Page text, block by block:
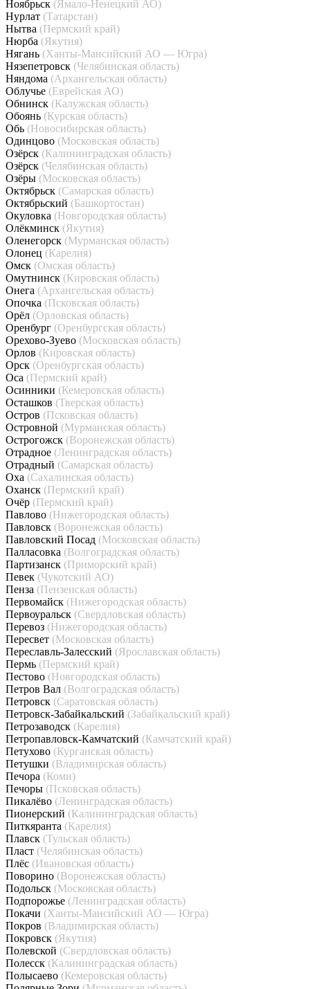
Ноябрьск (Ямало-Ненецкий АО)
Нурлат (Татарстан)
Нытва (Пермский край)
Нюрба (Якутия)
Нягань (Ханты-Мансийский АО — Югра)
Нязепетровск (Челябинская область)
Няндома (Архангельская область)
Облучье (Еврейская АО)
Обнинск (Калужская область)
Обоянь (Курская область)
Обь (Новосибирская область)
Одинцово (Московская область)
Озёрск (Калининградская область)
Озёрск (Челябинская область)
Озёры (Московская область)
Октябрьск (Самарская область)
Октябрьский (Башкортостан)
Окуловка (Новгородская область)
Олёкминск (Якутия)
Оленегорск (Мурманская область)
Олонец (Карелия)
Омск (Омская область)
Омутнинск (Кировская область)
Онега (Архангельская область)
Опочка (Псковская область)
Орёл (Орловская область)
Оренбург (Оренбургская область)
Орехово-Зуево (Московская область)
Орлов (Кировская область)
Орск (Оренбургская область)
Оса (Пермский край)
Осинники (Кемеровская область)
Осташков (Тверская область)
Остров (Псковская область)
Островной (Мурманская область)
Острогожск (Воронежская область)
Отрадное (Ленинградская область)
Отрадный (Самарская область)
Оха (Сахалинская область)
Оханск (Пермский край)
Очёр (Пермский край)
Павлово (Нижегородская область)
Павловск (Воронежская область)
Павловский Посад (Московская область)
Палласовка (Волгоградская область)
Партизанск (Приморский край)
Певек (Чукотский АО)
Пенза (Пензенская область)
Первомайск (Нижегородская область)
Первоуральск (Свердловская область)
Перевоз (Нижегородская область)
Пересвет (Московская область)
Переславль-Залесский (Ярославская область)
Пермь (Пермский край)
Пестово (Новгородская область)
Петров Вал (Волгоградская область)
Петровск (Саратовская область)
Петровск-Забайкальский (Забайкальский край)
Петрозаводск (Карелия)
Петропавловск-Камчатский (Камчатский край)
Петухово (Курганская область)
Петушки (Владимирская область)
Печора (Коми)
Печоры (Псковская область)
Пикалёво (Ленинградская область)
Пионерский (Калининградская область)
Питкяранта (Карелия)
Плавск (Тульская область)
Пласт (Челябинская область)
Плёс (Ивановская область)
Поворино (Воронежская область)
Подольск (Московская область)
Подпорожье (Ленинградская область)
Покачи (Ханты-Мансийский АО — Югра)
Покров (Владимирская область)
Покровск (Якутия)
Полевской (Свердловская область)
Полесск (Калининградская область)
Полысаево (Кемеровская область)